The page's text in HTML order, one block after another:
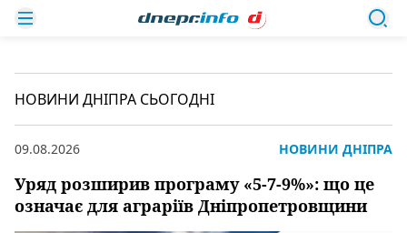
НОВИНИ ДНІПРА СЬОГОДНІ
Уряд розширив програму «5-7-9%»: що це
означає для аграріїв Дніпропетровщини
09.08.2026 НОВИНИ ДНІПРА